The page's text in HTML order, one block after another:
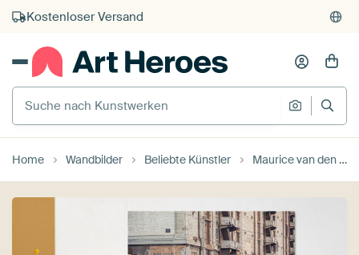
Kauf auf Rechnung
Individueller Druck auf Bestellung
Suche nach Kunstwerken
Suche
Home Wandbilder Beliebte Künstler Maurice van den Tillaard